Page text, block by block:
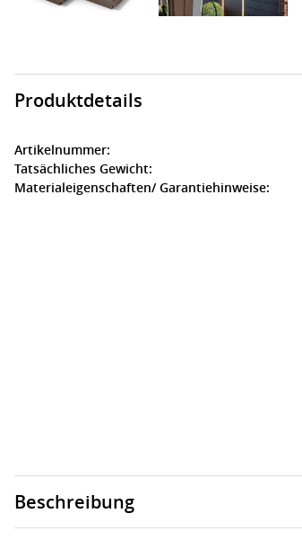
Produktdetails
Artikelnummer:
Tatsächliches Gewicht:
Materialeigenschaften/ Garantiehinweise:
Beschreibung